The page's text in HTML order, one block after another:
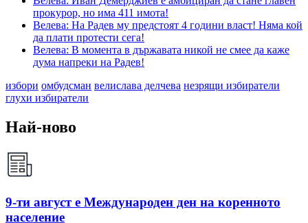
прокурор, но има 411 имота!
Велева: На Радев му предстоят 4 години власт! Няма кой
да плати протести сега!
Велева: В момента в държавата никой не смее да каже
дума напреки на Радев!
избори омбудсман велислава делчева незрящи избиратели
глухи избиратели
Най-ново
9-ти август е Международен ден на коренното
население